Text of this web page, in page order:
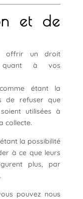
et de
offrir un droit
quant à vos
étant la
de refuser que
utilisées à
collecte.
la possibilité
à ce que leurs
plus, par
pouvez nous